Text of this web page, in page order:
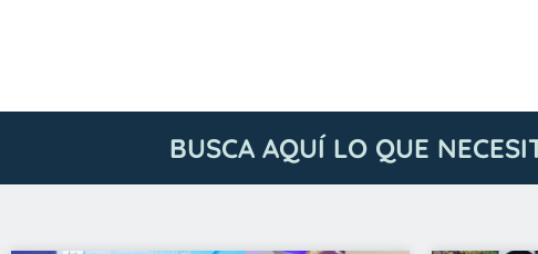
BUSCA AQUÍ LO QUE